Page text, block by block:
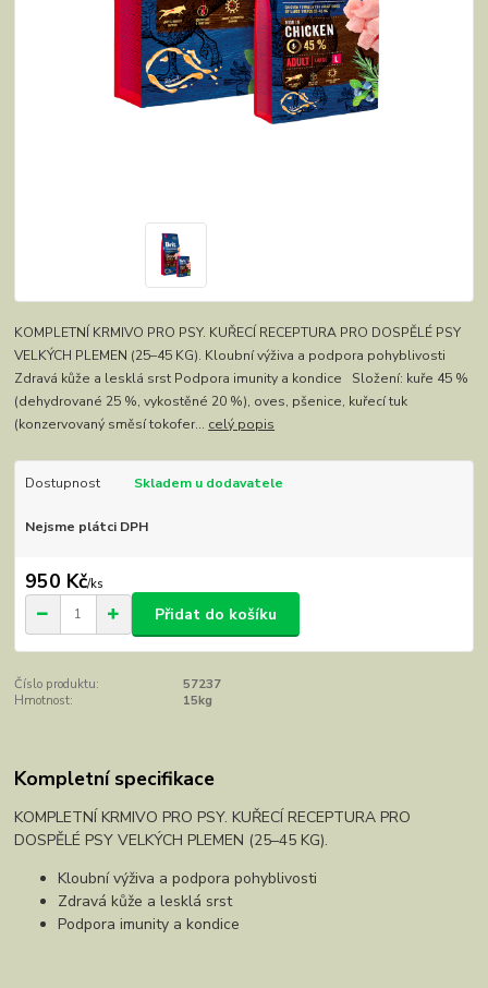
KOMPLETNÍ KRMIVO PRO PSY. KUŘECÍ RECEPTURA PRO DOSPĚLÉ PSY
VELKÝCH PLEMEN (25–45 KG). Kloubní výživa a podpora pohyblivosti
Zdravá kůže a lesklá srst Podpora imunity a kondice Složení: kuře 45 %
(dehydrované 25 %, vykostěné 20 %), oves, pšenice, kuřecí tuk
(konzervovaný směsí tokofer... celý popis
Dostupnost Skladem u dodavatele
Nejsme plátci DPH
950 Kč/ks
Přidat do košíku
Číslo produktu:
57237
Hmotnost:
15kg
Kompletní specifikace
KOMPLETNÍ KRMIVO PRO PSY. KUŘECÍ RECEPTURA PRO
DOSPĚLÉ PSY VELKÝCH PLEMEN (25–45 KG).
Kloubní výživa a podpora pohyblivosti
Zdravá kůže a lesklá srst
Podpora imunity a kondice